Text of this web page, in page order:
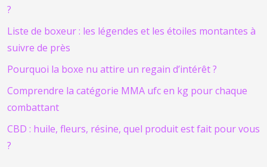
?
Liste de boxeur : les légendes et les étoiles montantes à
suivre de près
Pourquoi la boxe nu attire un regain d’intérêt ?
Comprendre la catégorie MMA ufc en kg pour chaque
combattant
CBD : huile, fleurs, résine, quel produit est fait pour vous
?